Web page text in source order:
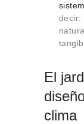
decir:
El
clima